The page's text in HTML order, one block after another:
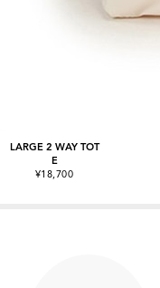
LARGE 2 WAY TOT
E
¥18,700